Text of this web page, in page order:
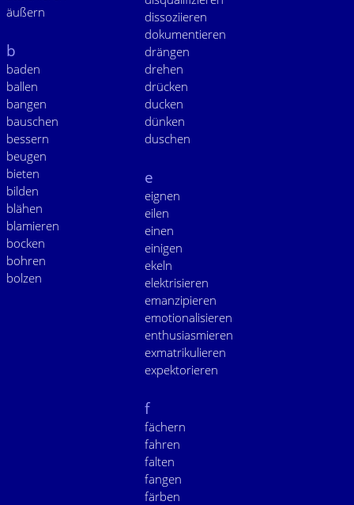
äußern
b
baden
ballen
bangen
bauschen
bessern
beugen
bieten
bilden
blähen
blamieren
bocken
bohren
bolzen
dissoziieren
dokumentieren
drängen
drehen
drücken
ducken
dünken
duschen
e
eignen
eilen
einen
einigen
ekeln
elektrisieren
emanzipieren
emotionalisieren
enthusiasmieren
exmatrikulieren
expektorieren
f
fächern
fahren
falten
fangen
färben